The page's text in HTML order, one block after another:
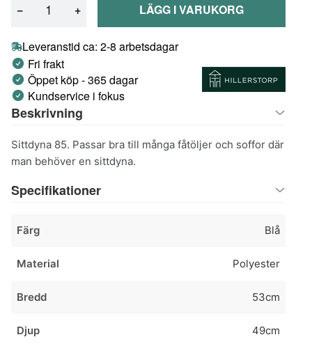
− + LÄGG I VARUKORG
Leveranstid ca: 2-8 arbetsdagar
Fri frakt
Öppet köp - 365 dagar
Kundservice i fokus
Beskrivning
Sittdyna 85. Passar bra till många fåtöljer och soffor där
man behöver en sittdyna.
Specifikationer
Färg Blå
Material Polyester
Bredd 53cm
Djup 49cm